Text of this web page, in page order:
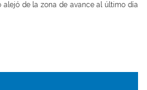
de la zona de avance al último día